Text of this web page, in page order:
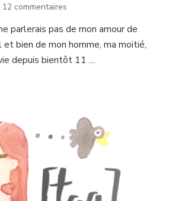
12 commentaires
te
vois
grandir
parlerais pas de mon amour de
bien de mon homme, ma moitié,
depuis bientôt 11 …